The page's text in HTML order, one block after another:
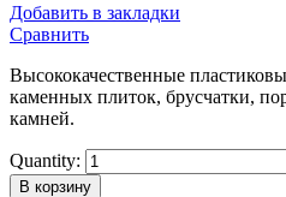
Добавить в закладки
Сравнить
Высококачественные
каменных плиток, брусчатки,
камней.
Quantity:
В корзину